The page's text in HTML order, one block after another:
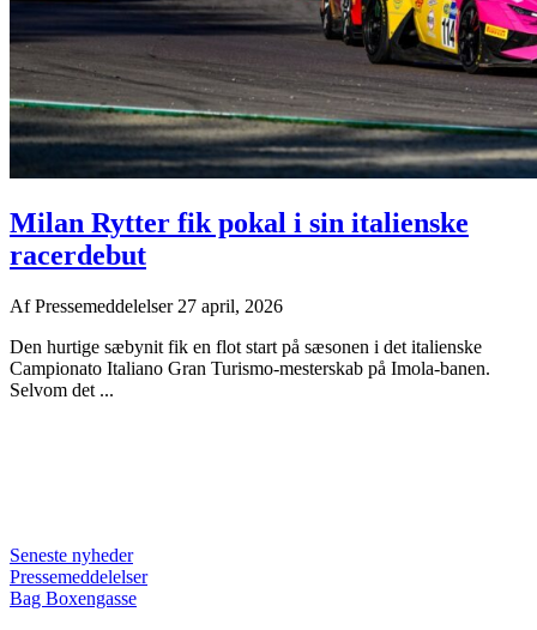
Milan Rytter fik pokal i sin italienske
racerdebut
AfPressemeddelelser 27 april, 2026
Den hurtige sæbynit fik en flot start på sæsonen i det italienske
Campionato Italiano Gran Turismo-mesterskab på Imola-banen.
Selvom det ...
Seneste nyheder
Pressemeddelelser
Bag Boxengasse